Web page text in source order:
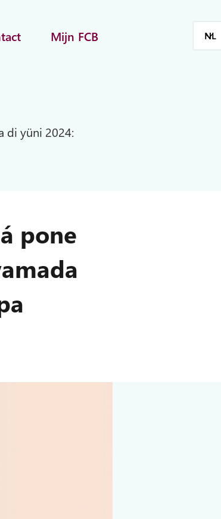
Mijn FCB
di yüni 2024:
pone